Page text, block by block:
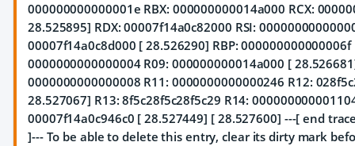
000000000000001e RBX: 000000000014a000 RCX:
28.525895] RDX: 00007f14a0c82000 RSI:
00007f14a0c8d000 [ 28.526290] RBP: 000000000000006f
0000000000000004 R09: 000000000014a000 [
0000000000000008 R11: 0000000000000246 R12:
28.527067] R13: 8f5c28f5c28f5c29 R14:
00007f14a0c946c0 [ 28.527449] [ 28.527600] ---[ end
]--- To be able to delete this entry, clear its dirty mark